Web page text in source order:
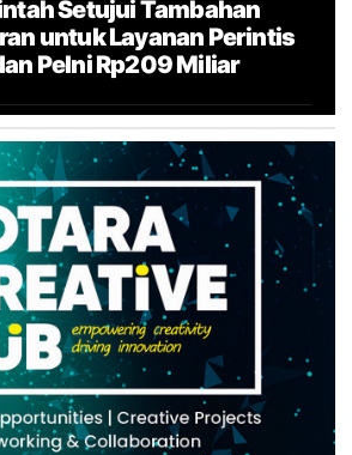
Setujui Tambahan
untuk Layanan Perintis
Pelni Rp209 Miliar